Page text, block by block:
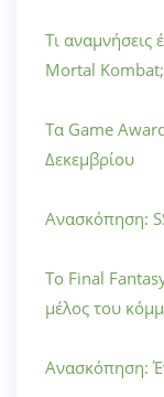
Τι αναμνήσεις
Mortal Kombat;
Τα Game
Δεκεμβρίου
Ανασκόπηση:
Το Final
μέλος του
Ανασκόπηση: